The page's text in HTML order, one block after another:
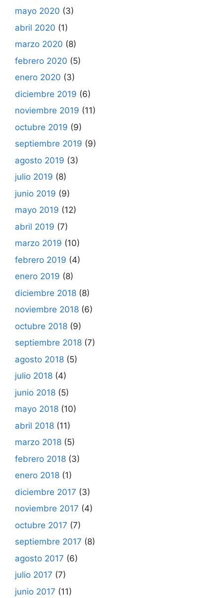
mayo 2020 (3)
abril 2020 (1)
marzo 2020 (8)
febrero 2020 (5)
enero 2020 (3)
diciembre 2019 (6)
noviembre 2019 (11)
octubre 2019 (9)
septiembre 2019 (9)
agosto 2019 (3)
julio 2019 (8)
junio 2019 (9)
mayo 2019 (12)
abril 2019 (7)
marzo 2019 (10)
febrero 2019 (4)
enero 2019 (8)
diciembre 2018 (8)
noviembre 2018 (6)
octubre 2018 (9)
septiembre 2018 (7)
agosto 2018 (5)
julio 2018 (4)
junio 2018 (5)
mayo 2018 (10)
abril 2018 (11)
marzo 2018 (5)
febrero 2018 (3)
enero 2018 (1)
diciembre 2017 (3)
noviembre 2017 (4)
octubre 2017 (7)
septiembre 2017 (8)
agosto 2017 (6)
julio 2017 (7)
junio 2017 (11)